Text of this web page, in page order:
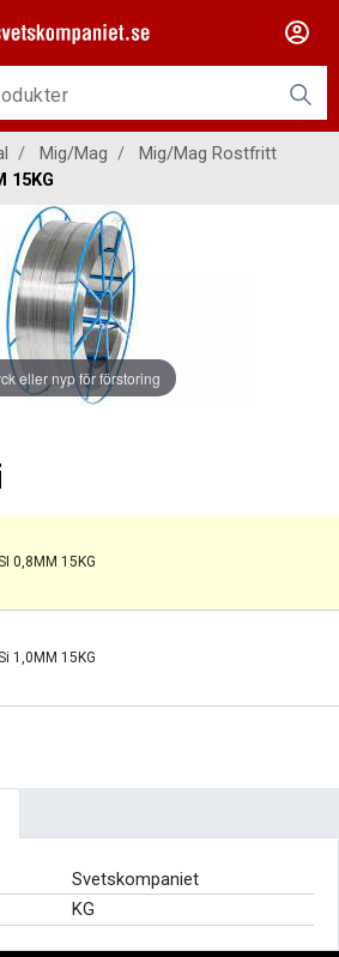
Mig/Mag
Mig/Mag Rostfritt
15KG
eller nyp för förstoring
0,8MM 15KG
1,0MM 15KG
Svetskompaniet
KG